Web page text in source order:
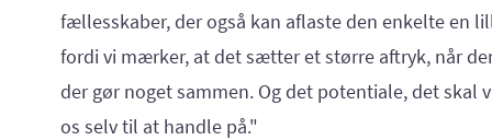
fællesskaber, der også kan aflaste den enkelte en
fordi vi mærker, at det sætter et større aftryk, når
der gør noget sammen. Og det potentiale, det skal
os selv til at handle på."